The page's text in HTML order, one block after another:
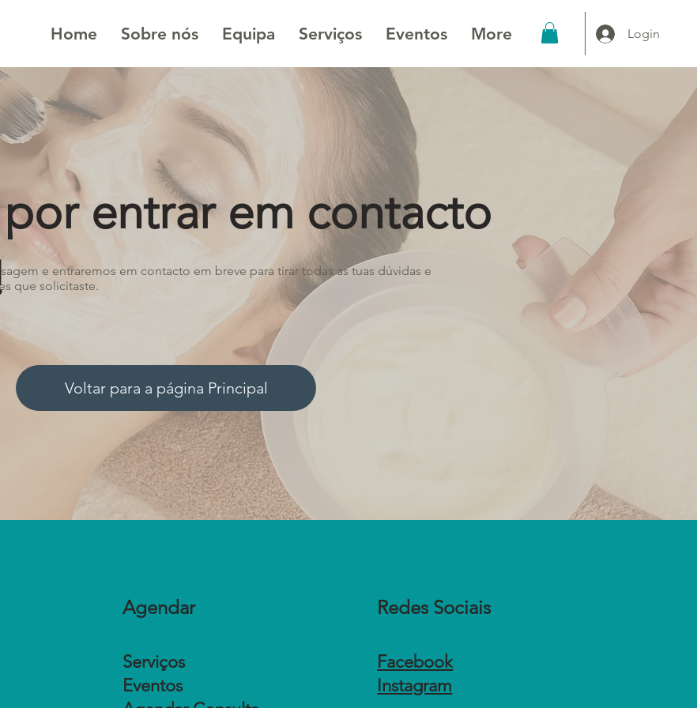
Home Sobre nós Equipa Serviços Eventos More Login
entrar em contacto
e entraremos em contacto em breve para tirar todas as tuas dúvidas e
que solicitaste.
Voltar para a página Principal
Agendar
Serviços
Eventos
Redes Sociais
Facebook
Instagram